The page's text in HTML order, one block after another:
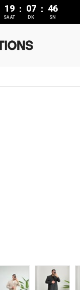
19
SAAT
: 07
DK
: 46
SN